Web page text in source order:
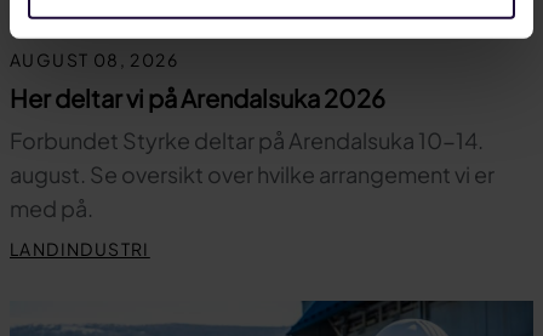
AUGUST 08, 2026
Her deltar vi på Arendalsuka 2026
Forbundet Styrke deltar på Arendalsuka 10-14.
august. Se oversikt over hvilke arrangement vi er
med på.
LANDINDUSTRI